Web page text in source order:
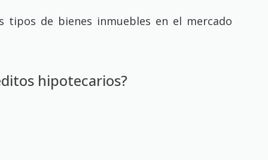
tipos de bienes inmuebles en el mercado
hipotecarios?